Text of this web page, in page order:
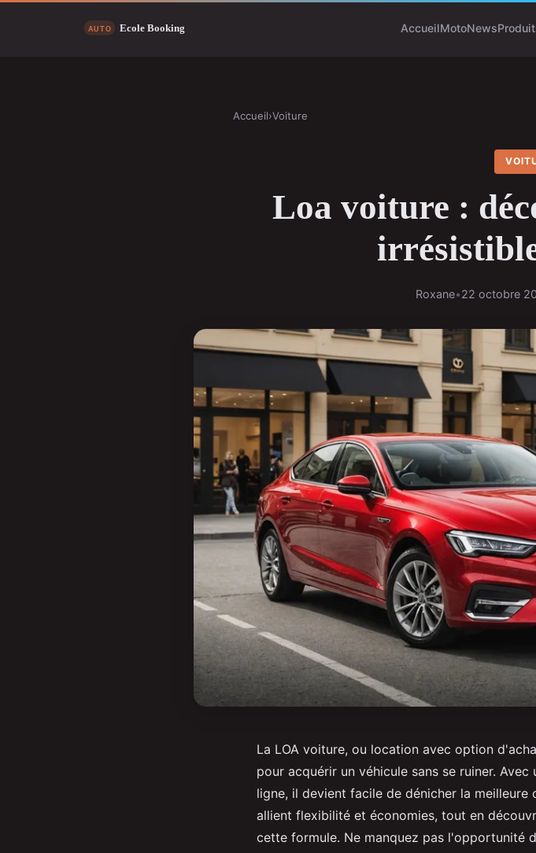
AccueilMotoNews
Accueil›Voiture
Loa voiture :
Roxane•22 octobre
La LOA voiture, ou location avec option
pour acquérir un véhicule sans se ruiner.
ligne, il devient facile de dénicher la
allient flexibilité et économies, tout en
cette formule. Ne manquez pas l'opportunité